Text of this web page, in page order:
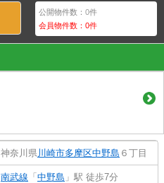
公開物件数：0件
会員物件数：0件
神奈川県 川崎市多摩区中野島 ６丁目
南武線 「 中野島 」駅 徒歩7分